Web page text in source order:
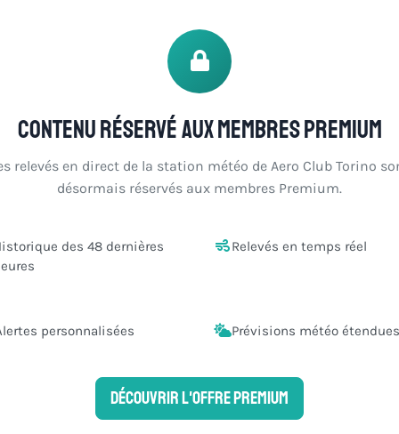
Contenu réservé aux membres Premium
relevés en direct de la station météo de Aero Club Torino
désormais réservés aux membres Premium.
des 48 dernières
Relevés en temps réel
personnalisées Prévisions météo étendues
Découvrir l'offre Premium